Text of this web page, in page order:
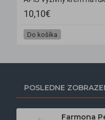
10,10€
Do košíka
POSLEDNE